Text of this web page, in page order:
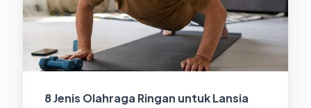
8 Jenis Olahraga Ringan untuk Lansia